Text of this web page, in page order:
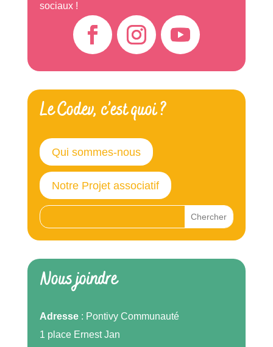
sociaux !
Le Codev, c’est quoi ?
Qui sommes-nous
Notre Projet associatif
Nous joindre
Adresse : Pontivy Communauté
1 place Ernest Jan